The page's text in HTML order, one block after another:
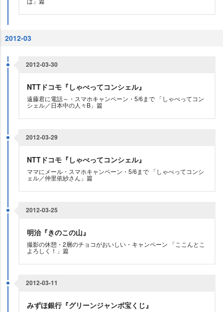
2012-03
2012-03-30
NTTドコモ『しゃべってコンシェル』
遠藤君に電話～・スマホキャンペーン・5/6まで 「しゃべってコン
シェル／日本中の人々B」篇
2012-03-29
NTTドコモ『しゃべってコンシェル』
ママにメール・スマホキャンペーン・5/6まで 「しゃべってコンシ
ェル／仲里依紗さん」篇
2012-03-25
明治『きのこの山』
撮影の休憩・2層のチョコがおいしい・キャンペーン 「ここんとこ
よろしく！」篇
2012-03-11
みずほ銀行『グリーンジャンボ宝くじ』